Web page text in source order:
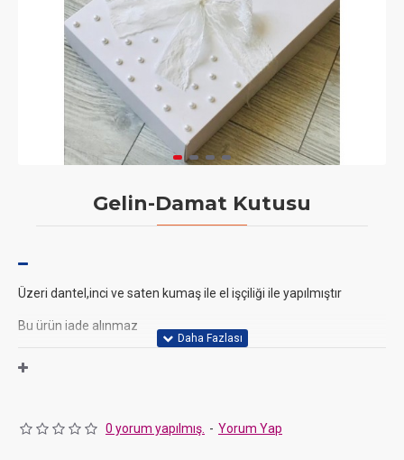
Gelin-Damat Kutusu
Üzeri dantel,inci ve saten kumaş ile el işçiliği ile yapılmıştır
Bu ürün iade alınmaz
0 yorum yapılmış. - Yorum Yap